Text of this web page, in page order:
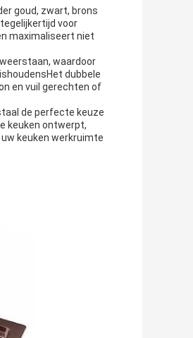
goud, zwart, brons
voor
maximaliseert niet
waardoor
dubbele
en vuil gerechten of
de perfecte keuze
keuken ontwerpt,
keuken werkruimte